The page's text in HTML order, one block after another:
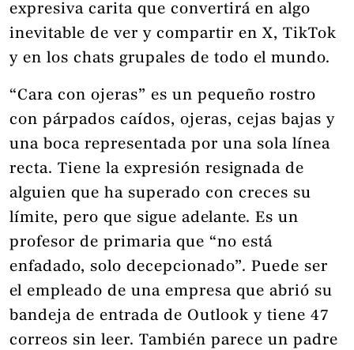
expresiva carita que convertirá en algo
inevitable de ver y compartir en X, TikTok
y en los chats grupales de todo el mundo.
“Cara con ojeras” es un pequeño rostro
con párpados caídos, ojeras, cejas bajas y
una boca representada por una sola línea
recta. Tiene la expresión resignada de
alguien que ha superado con creces su
límite, pero que sigue adelante. Es un
profesor de primaria que “no está
enfadado, solo decepcionado”. Puede ser
el empleado de una empresa que abrió su
bandeja de entrada de Outlook y tiene 47
correos sin leer. También parece un padre